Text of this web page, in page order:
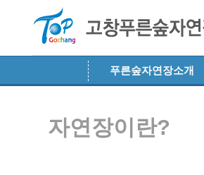
푸른숲자연장소개
자연장이란?